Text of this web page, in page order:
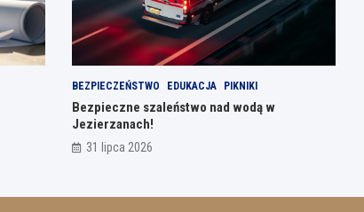
BEZPIECZEŃSTWO EDUKACJA PIKNIKI
Bezpieczne szaleństwo nad wodą w
Jezierzanach!
31 lipca 2026